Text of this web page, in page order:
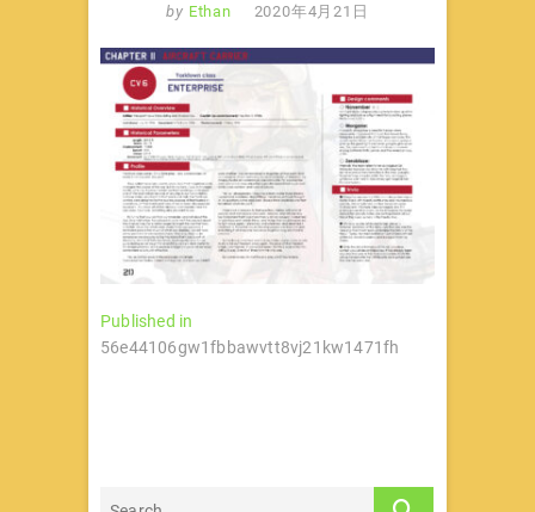
by Ethan 2020年4月21日
文
章
Published in
56e44106gw1fbbawvtt8vj21kw1471fh